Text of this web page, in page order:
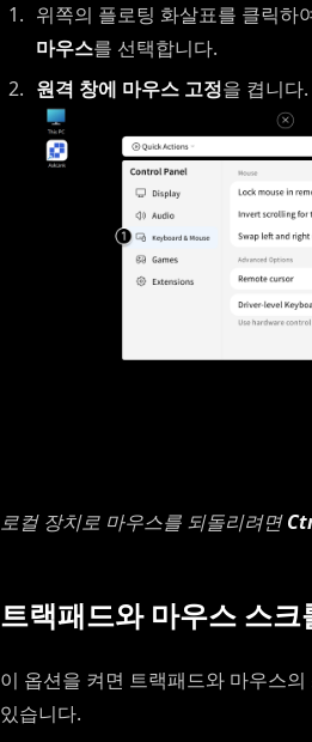
위쪽의 플로팅 화살표를 클릭하
마우스를 선택합니다.
원격 창에 마우스 고정을 켭니다.
로컬 장치로 마우스를 되돌리려면
트랙패드와 마우스 스크
이 옵션을 켜면 트랙패드와 마우스
있습니다.